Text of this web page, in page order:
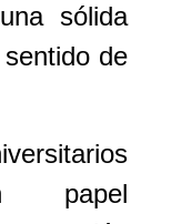
sólida
de
papel